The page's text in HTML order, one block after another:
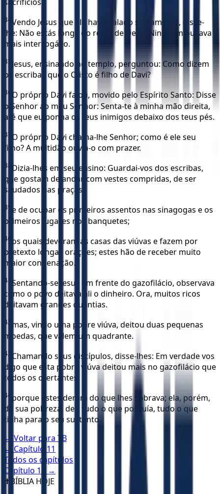
34 Vendo Jesus que ele havia falado sabiamente, disse-
lhe: Não estás longe do reino de Deus. Ninguém ousava
mais interrogá-lo.
35 Jesus, ensinando no templo, perguntou: Como dizem
os escribas que o Cristo é filho de Davi?
36 O próprio Davi falou, movido pelo Espírito Santo: Disse
o Senhor ao meu Senhor: Senta-te à minha mão direita,
até que eu ponha os teus inimigos debaixo dos teus pés.
37 O próprio Davi chama-lhe Senhor; como é ele seu
filho? A multidão ouvia-o com prazer.
38 Dizia-lhes em seu ensino: Guardai-vos dos escribas,
que gostam de andar com vestes compridas, de ser
saudados nas praças
39 e de ocupar os primeiros assentos nas sinagogas e os
primeiros lugares nos banquetes;
40 os quais devoram as casas das viúvas e fazem por
pretexto longas orações; estes hão de receber muito
maior condenação.
41 Sentando-se Jesus em frente do gazofilácio, observava
como o povo deitava ali o dinheiro. Ora, muitos ricos
deitavam grandes quantias.
42 mas, vindo uma pobre viúva, deitou duas pequenas
moedas, que valem um quadrante.
43 Chamando seus discípulos, disse-lhes: Em verdade vos
digo que esta pobre viúva deitou mais no gazofilácio que
todos os ofertantes,
44 porque estes deram do que lhes sobrava; ela, porém,
da sua pobreza, deu tudo o que possuía, tudo o que
tinha para o seu sustento.
← Voltar para TB
← Capítulo 11
Todos os capítulos
Capítulo 13
→
✝️ BÍBLIA HOJE